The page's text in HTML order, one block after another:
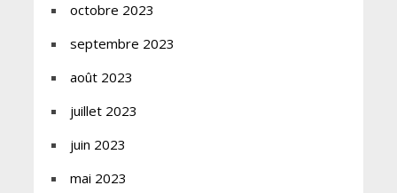
octobre 2023
septembre 2023
août 2023
juillet 2023
juin 2023
mai 2023